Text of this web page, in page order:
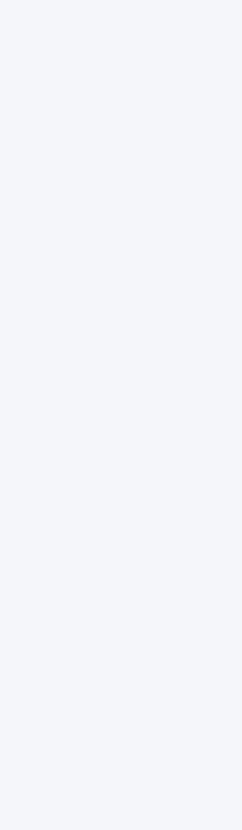
نیازهای مختلف مخاطبان
پیشرفت‌ها در هوش
شما را با نوآوری‌های
می‌کنیم تا از ابزارهای مدرن
در زندگی روزمره
عمیق به اکتشافات علمی و
پزشکی تا راهکارهای نوین
جریان آخرین تحولات قرار
سبک زندگی ما را تغییر
و نکات خلاقانه، به شما
داشته باشید. ارز
و اقتصاد نوین در حال
اخبار به‌روز، شما را در
اقتصاد دیجیتال همراهی
هدف هاریکا تبدیل شدن به
به فناوری، علم و سبک
مرتبط مانند «نوآوری
مدرن» و «اقتصاد نوین» و
هوشمند»، محتوایی
جذاب باشد و هم در
باشد. هاریکا پلی است
شما بخشی از هاریکا
نظرات، پیشنهادات و سوالات
ارائه دهیم. ما در هاریکا
که عاشق کشف و
آینده‌ای نوآورانه بسازیم.
با هاریکا، دنیای فناوری،
نیست. ما اینجا هستیم
کاربردی، شما را در
با هاریکا، آینده را کشف